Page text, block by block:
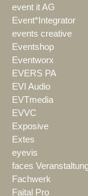
event it AG
Event*Integrator
events creative
Eventshop
Eventworx
EVERS PA
EVI Audio
EVTmedia
EVVC
Exposive
Extes
eyevis
faces
Fachwerk
Faital Pro